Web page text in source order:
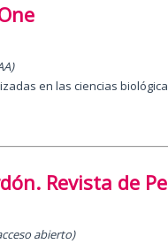
)
en las ciencias
Revista de
abierto)